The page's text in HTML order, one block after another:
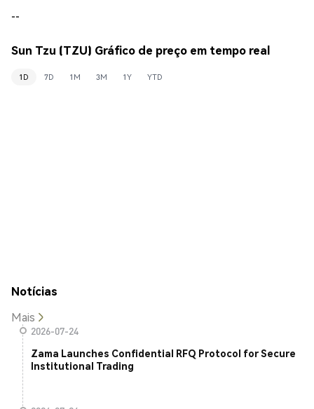
--
Sun Tzu (TZU) Gráfico de preço em tempo real
1D 7D 1M 3M 1Y YTD
Notícias
Mais
2026-07-24
Zama Launches Confidential RFQ Protocol for Secure
Institutional Trading